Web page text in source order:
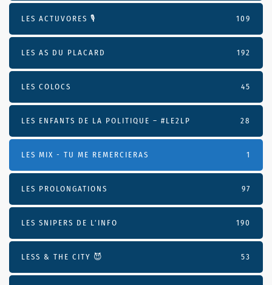
LES ACTUVORES 🎙 109
LES AS DU PLACARD 192
LES COLOCS 45
LES ENFANTS DE LA POLITIQUE – #LE2LP 28
LES MIX - TU ME REMERCIERAS 1
LES PROLONGATIONS 97
LES SNIPERS DE L’INFO 190
LESS & THE CITY 😈 53